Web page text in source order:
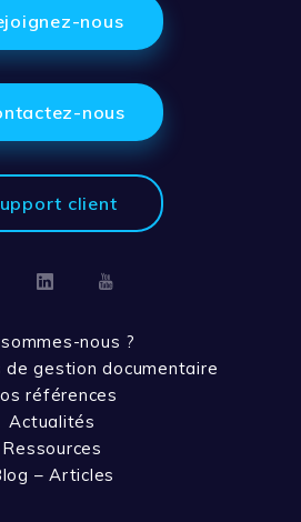
nous
nous
client
LinkedinYoutube
nous ?
de gestion documentaire
références
Actualités
Ressources
– Articles